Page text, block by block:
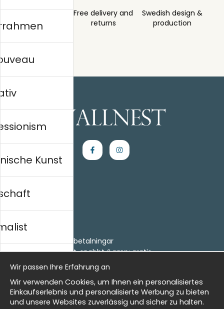
3 days
Free delivery and
returns
Swedish design &
production
Einkaufen
Villkor
- Returer och återbetalningar
- Leverans - enkelt, snabbt &amp; gratis
Om cookies
Meine Favoriten
Information
Kunst
history
Wir passen Ihre Erfahrung an
Wir verwenden Cookies, um Ihnen ein personalisiertes
Einkaufserlebnis und personalisierte Werbung zu bieten
und unsere Websites zuverlässig und sicher zu halten.